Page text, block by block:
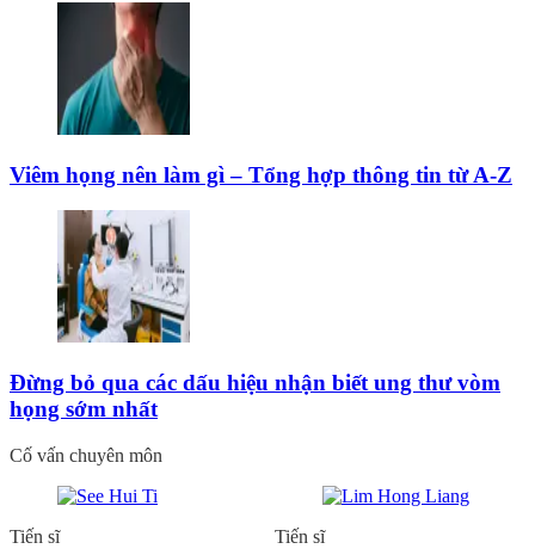
Viêm họng nên làm gì – Tổng hợp thông tin từ A-Z
Đừng bỏ qua các dấu hiệu nhận biết ung thư vòm
họng sớm nhất
Cố vấn chuyên môn
Tiến sĩ Tiến sĩ